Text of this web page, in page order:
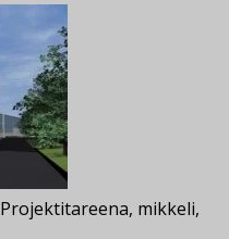
Projektitareena, mikkeli,